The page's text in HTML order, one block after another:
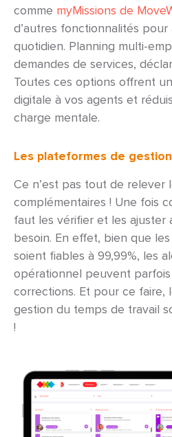
comme myMissions de
d’autres fonctionnalités pour
quotidien. Planning multi-
demandes de services,
Toutes ces options offrent
digitale à vos agents et
charge mentale.
Les plateformes de
Ce n’est pas tout de relever
complémentaires ! Une fois
faut les vérifier et les ajuster
besoin. En effet, bien que
soient fiables à 99,99%, les
opérationnel peuvent
corrections. Et pour ce faire,
gestion du temps de travail
!